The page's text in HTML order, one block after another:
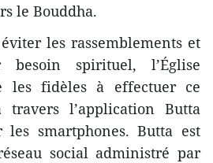
le Bouddha.
les rassemblements et
spirituel, l’Église
les fidèles à effectuer ce
l’application Butta
les smartphones. Butta est
social administré par